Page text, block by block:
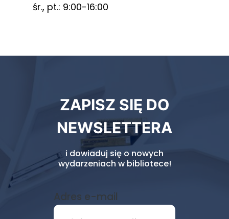
śr., pt.: 9:00-16:00
biblioteki
ZAPISZ SIĘ DO
NEWSLETTERA
i dowiaduj się o nowych
wydarzeniach w bibliotece!
Adres e-mail